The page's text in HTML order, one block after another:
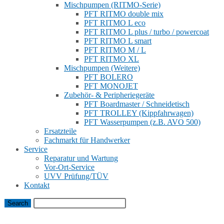
Mischpumpen (RITMO-Serie)
PFT RITMO double mix
PFT RITMO L eco
PFT RITMO L plus / turbo / powercoat
PFT RITMO L smart
PFT RITMO M / L
PFT RITMO XL
Mischpumpen (Weitere)
PFT BOLERO
PFT MONOJET
Zubehör- & Peripheriegeräte
PFT Boardmaster / Schneidetisch
PFT TROLLEY (Kippfahrwagen)
PFT Wasserpumpen (z.B. AVO 500)
Ersatzteile
Fachmarkt für Handwerker
Service
Reparatur und Wartung
Vor-Ort-Service
UVV Prüfung/TÜV
Kontakt